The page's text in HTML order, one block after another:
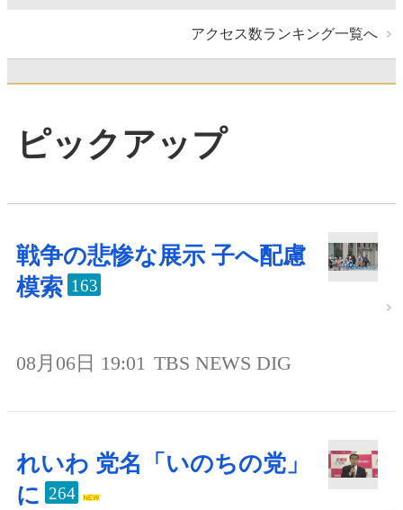
アクセス数ランキング一覧へ
ピックアップ
戦争の悲惨な展示 子へ配慮
模索 163
08月06日 19:01 TBS NEWS DIG
れいわ 党名「いのちの党」
に 264